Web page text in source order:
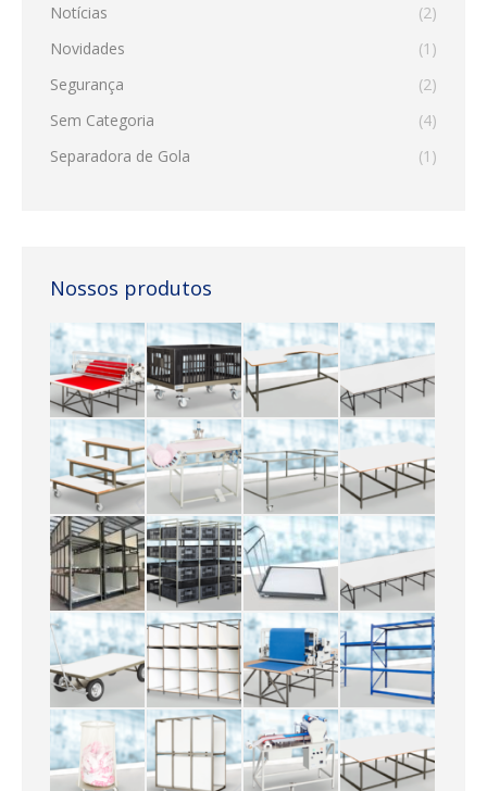
Notícias
(2)
Novidades
(1)
Segurança
(2)
Sem Categoria
(4)
Separadora de Gola
(1)
Nossos produtos